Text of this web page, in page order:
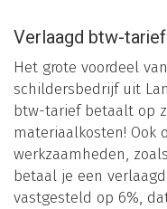
Verlaagd btw-
Het grote voordeel
schildersbedrijf uit
btw-tarief betaalt op
materiaalkosten! Ook
werkzaamheden,
betaal je een
vastgesteld op 6%,